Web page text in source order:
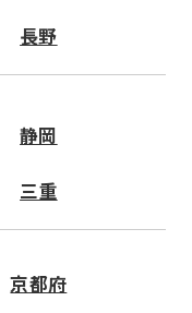
長野
静岡
三重
京都府